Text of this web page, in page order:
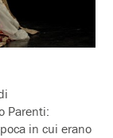
Parenti:
in cui erano